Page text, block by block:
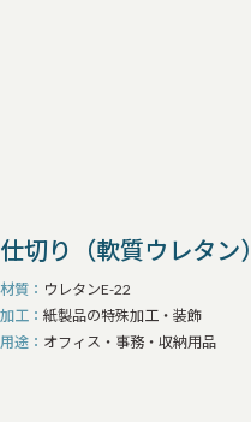
仕切り（軟質ウレタン）
材質
ウレタンE-22
加工
紙製品の特殊加工・装飾
用途
オフィス・事務・収納用品